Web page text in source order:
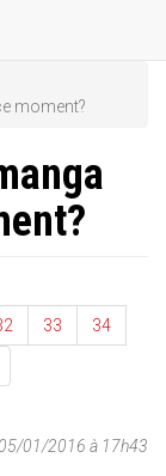
moment?
33 34
01/2016 à 17h43